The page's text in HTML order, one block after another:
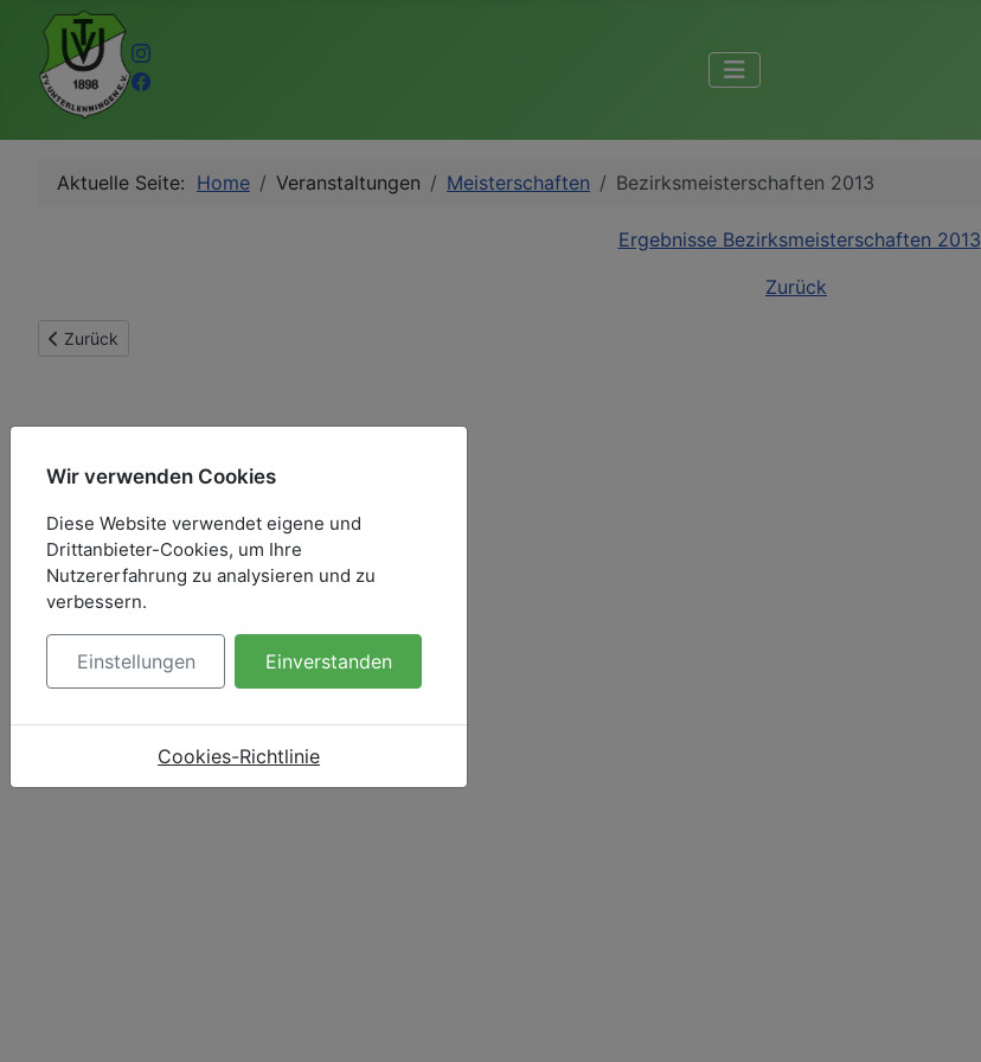
Aktuelle Seite: Home Veranstaltungen Meisterschaften Bezirksmeisterschaften 2013
Ergebnisse Bezirksmeisterschaften 2013
Zurück
Vorheriger Beitrag: Bezirksmeisterschaften 2012
Zurück
Wir verwenden Cookies
Diese Website verwendet eigene und
Drittanbieter-Cookies, um Ihre
Nutzererfahrung zu analysieren und zu
verbessern.
Einstellungen Einverstanden
Cookies-Richtlinie